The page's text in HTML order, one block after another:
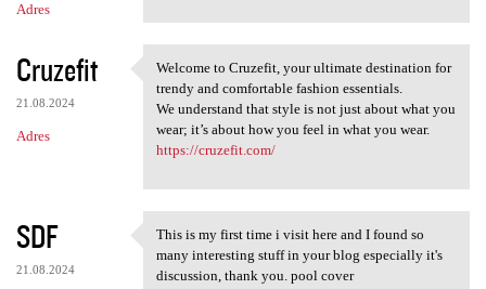
Adres
Cruzefit
21.08.2024
Adres
Welcome to Cruzefit, your
Welcome to Cruzefit, your ultimate destination for
trendy and comfortable fashion essentials.
We understand that style is not just about what you
wear; it’s about how you feel in what you wear.
https://cruzefit.com/
SDF
21.08.2024
This is my first time i visit
This is my first time i visit here and I found so
many interesting stuff in your blog especially it's
discussion, thank you. pool cover